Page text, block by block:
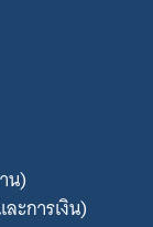
น)
ะการเงิน)